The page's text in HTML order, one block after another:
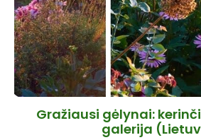
Gražiausi gėlynai:
galerija